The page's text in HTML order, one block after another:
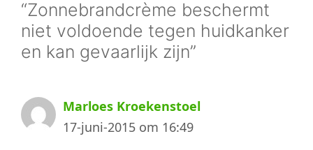
“Zonnebrandcrème beschermt
niet voldoende tegen huidkanker
en kan gevaarlijk zijn”
Marloes Kroekenstoel
17-juni-2015 om 16:49